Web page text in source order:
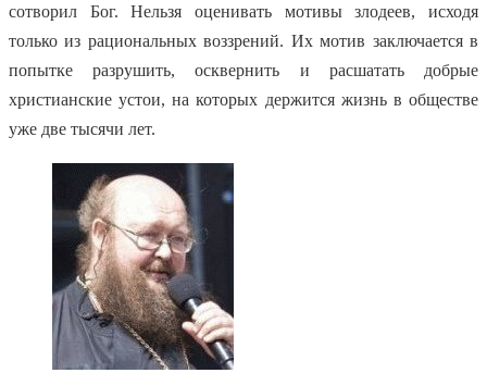
сотворил Бог. Нельзя оценивать мотивы злодеев, исходя
только из рациональных воззрений. Их мотив заключается в
попытке разрушить, осквернить и расшатать добрые
христианские устои, на которых держится жизнь в обществе
уже две тысячи лет.